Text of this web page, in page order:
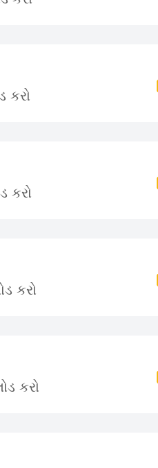
કરો
કરો
કરો
કરો